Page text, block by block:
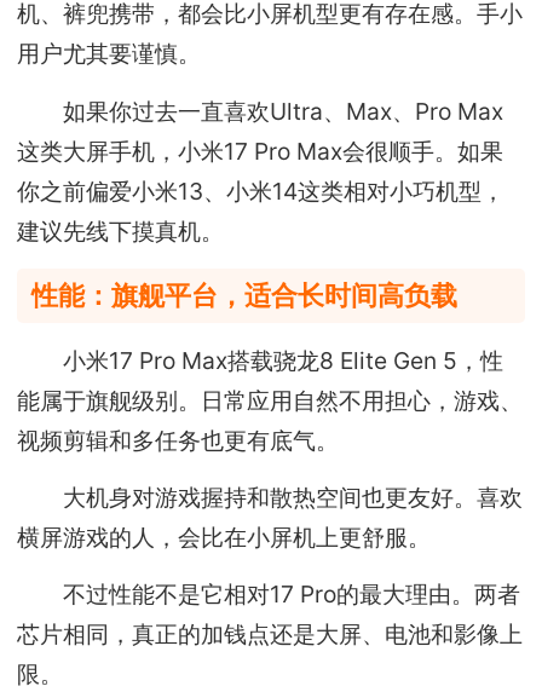
机、裤兜携带，都会比小屏机型更有存在感。手小
用户尤其要谨慎。
如果你过去一直喜欢Ultra、Max、Pro Max
这类大屏手机，小米17 Pro Max会很顺手。如果
你之前偏爱小米13、小米14这类相对小巧机型，
建议先线下摸真机。
性能：旗舰平台，适合长时间高负载
小米17 Pro Max搭载骁龙8 Elite Gen 5，性
能属于旗舰级别。日常应用自然不用担心，游戏、
视频剪辑和多任务也更有底气。
大机身对游戏握持和散热空间也更友好。喜欢
横屏游戏的人，会比在小屏机上更舒服。
不过性能不是它相对17 Pro的最大理由。两者
芯片相同，真正的加钱点还是大屏、电池和影像上
限。